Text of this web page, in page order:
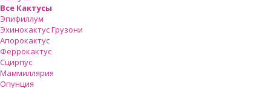
Все Кактусы
Эпифиллум
Эхинокактус Грузони
Апорокактус
Феррокактус
Сцирпус
Маммиллярия
Опунция